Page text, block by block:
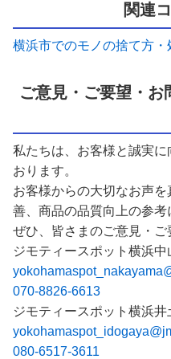
関連
横浜市でのモノの捨て方・
ご意見・ご要望・お
私たちは、お客様と誠実
おります。
お客様からの大切なお声
善、商品の品質向上の参考
ぜひ、皆さまのご意見・ご
ジモティースポット横浜中
070-8826-6613
ジモティースポット横浜井
080-6517-3611